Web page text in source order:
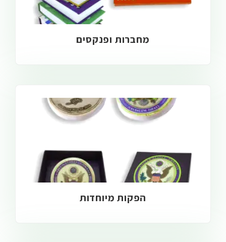
מחברות ופנקסים
הפקות מיוחדות